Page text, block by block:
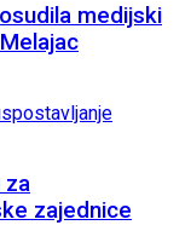
medijski
za
zajednice